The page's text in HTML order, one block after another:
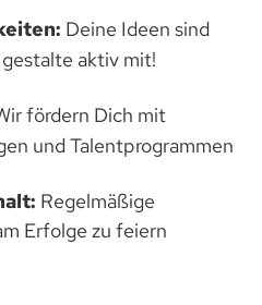
Deine Ideen sind
aktiv mit!
fördern Dich mit
und Talentprogrammen
Regelmäßige
Erfolge zu feiern